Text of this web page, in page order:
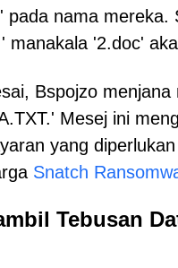
nama
'2.doc'
Bspojzo
Mesej ini
yang
Snatch
Tebusan